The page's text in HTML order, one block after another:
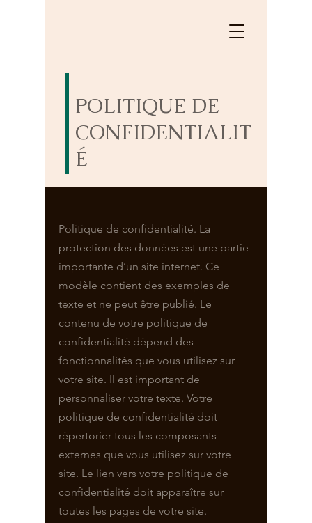
POLITIQUE DE
CONFIDENTIALIT
É
Politique de confidentialité. La
protection des données est une partie
importante d’un site internet. Ce
modèle contient des exemples de
texte et ne peut être publié. Le
contenu de votre politique de
confidentialité dépend des
fonctionnalités que vous utilisez sur
votre site. Il est important de
personnaliser votre texte. Votre
politique de confidentialité doit
répertorier tous les composants
externes que vous utilisez sur votre
site. Le lien vers votre politique de
confidentialité doit apparaître sur
toutes les pages de votre site.